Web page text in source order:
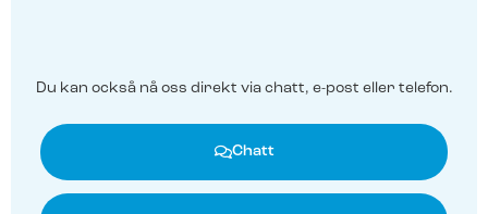
Teckna larmtjänst
till larmtjänst.
Teckna larmtjänst
till larmtjänst.
larmexpertis – Svenska Alarm
franchisetagare
Du kan också nå oss direkt via chatt, e-post eller telefon.
Chatt